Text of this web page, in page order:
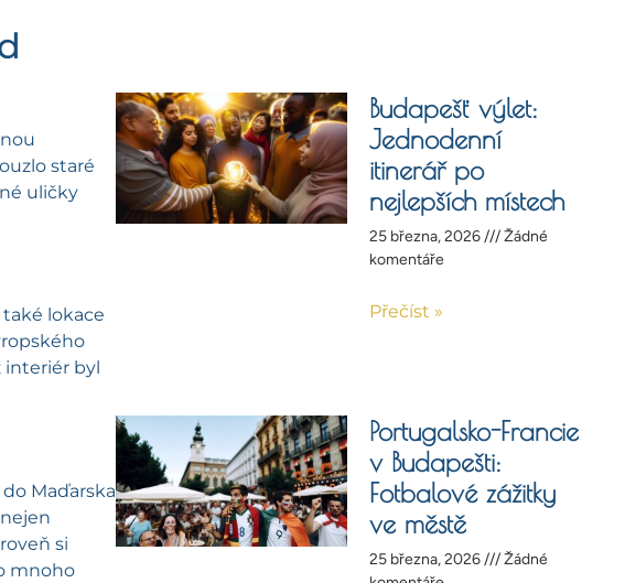
staré
uličky
lokace
interiér byl
Maďarska
si
mnoho
Budapešť výlet:
Jednodenní
itinerář po
nejlepších místech
25 března, 2026
Žádné
komentáře
Přečíst »
Portugalsko-Francie
v Budapešti:
Fotbalové zážitky
ve městě
25 března, 2026
Žádné